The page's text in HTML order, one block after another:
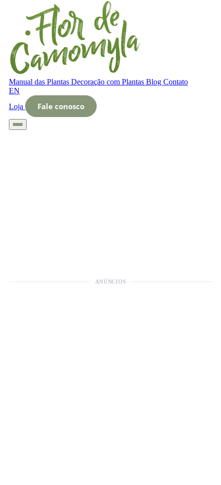
Manual das Plantas Decoração com Plantas Blog Contato
EN
Loja
Fale conosco
ANÚNCIOS